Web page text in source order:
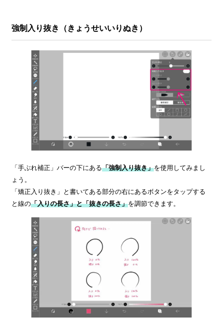
強制入り抜き（きょうせいいりぬき）
「手ぶれ補正」バーの下にある「強制入り抜き」を使用してみまし
ょう。
「矯正入り抜き」と書いてある部分の右にあるボタンをタップする
と線の「入りの長さ」と「抜きの長さ」を調節できます。